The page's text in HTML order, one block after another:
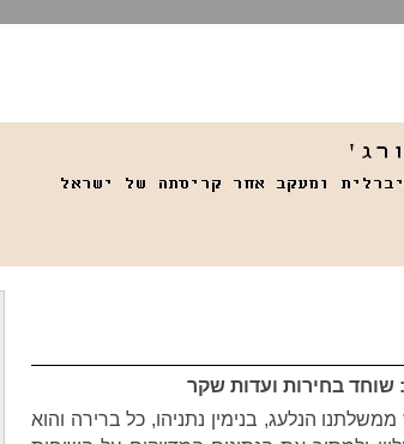
שוחד בחירות ועדות שקר
הנלעג, בנימין נתניהו, כל ברירה והוא